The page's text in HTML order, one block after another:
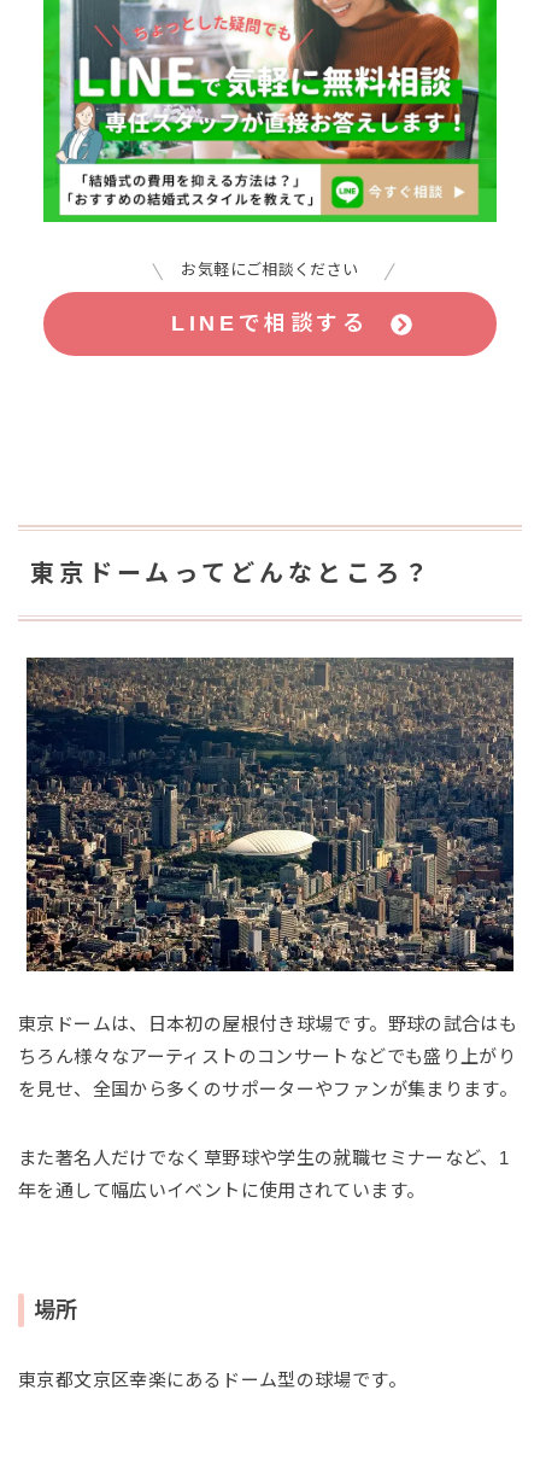
お気軽にご相談ください
LINEで相談する
東京ドームってどんなところ？
東京ドームは、日本初の屋根付き球場です。野球の試合はも
ちろん様々なアーティストのコンサートなどでも盛り上がり
を見せ、全国から多くのサポーターやファンが集まります。
また著名人だけでなく草野球や学生の就職セミナーなど、1
年を通して幅広いイベントに使用されています。
場所
東京都文京区幸楽にあるドーム型の球場です。